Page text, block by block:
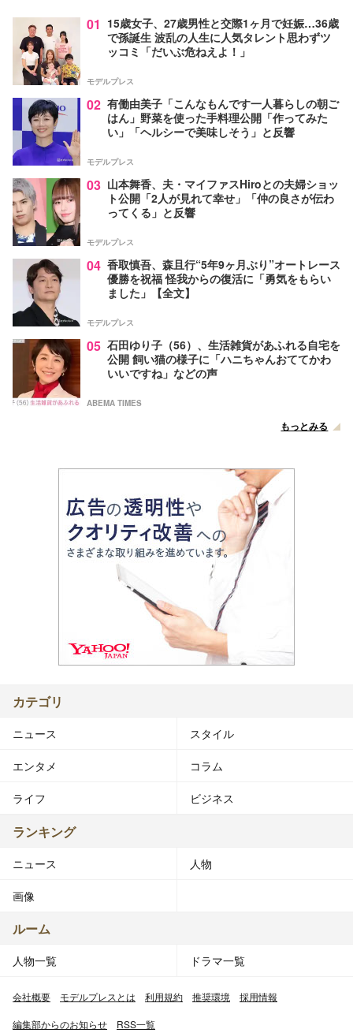
01 15歳女子、27歳男性と交際1ヶ月で妊娠…36歳
で孫誕生 波乱の人生に人気タレント思わずツ
ッコミ「だいぶ危ねえよ！」
モデルプレス
02 有働由美子「こんなもんです一人暮らしの朝ご
はん」野菜を使った手料理公開「作ってみた
い」「ヘルシーで美味しそう」と反響
モデルプレス
03 山本舞香、夫・マイファスHiroとの夫婦ショッ
ト公開「2人が見れて幸せ」「仲の良さが伝わ
ってくる」と反響
モデルプレス
04 香取慎吾、森且行“5年9ヶ月ぶり”オートレース
優勝を祝福 怪我からの復活に「勇気をもらい
ました」【全文】
モデルプレス
05 石田ゆり子（56）、生活雑貨があふれる自宅を
公開 飼い猫の様子に「ハニちゃんおててかわ
いいですね」などの声
ABEMA TIMES
もっとみる
カテゴリ
ニュース スタイル
エンタメ コラム
ライフ ビジネス
ランキング
ニュース 人物
画像
ルーム
人物一覧 ドラマ一覧
会社概要 モデルプレスとは 利用規約 推奨環境 採用情報
編集部からのお知らせ RSS一覧